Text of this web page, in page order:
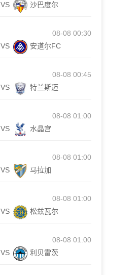
VS 沙巴度尔
08-08 00:30
VS 安道尔FC
08-08 00:45
VS 特兰斯迈
08-08 01:00
VS 水晶宫
08-08 01:00
VS 马拉加
08-08 01:00
VS 松兹瓦尔
08-08 01:00
VS 利贝雷茨